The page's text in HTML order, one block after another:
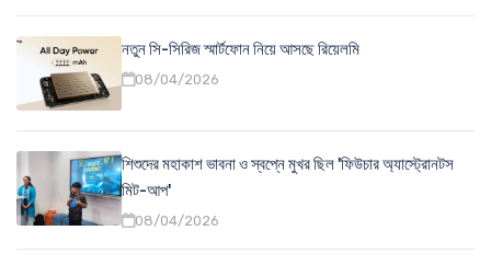
নতুন সি-সিরিজ স্মার্টফোন নিয়ে আসছে রিয়েলমি
08/04/2026
শিশুদের মহাকাশ ভাবনা ও স্বপ্নে মুখর ছিল 'ফিউচার অ্যাস্ট্রোনটস
মিট-আপ'
08/04/2026